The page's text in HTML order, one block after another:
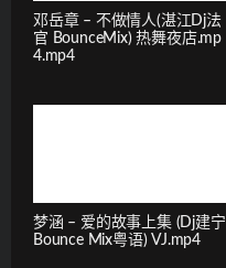
邓岳章 – 不做情人(湛江Dj法
官 BounceMix) 热舞夜店.mp
4.mp4
梦涵 – 爱的故事上集 (Dj建宁
Bounce Mix粤语) VJ.mp4